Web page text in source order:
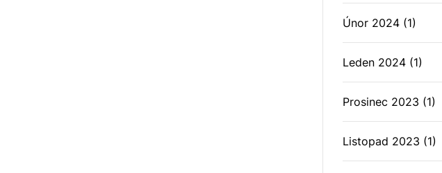
Únor 2024 (1)
Leden 2024 (1)
Prosinec 2023 (1)
Listopad 2023 (1)